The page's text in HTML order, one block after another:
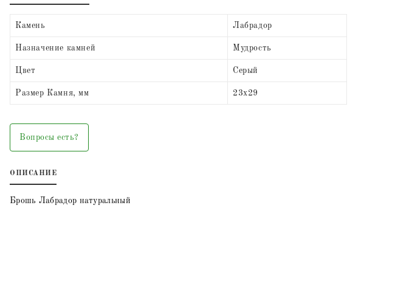
Камень Лабрадор
Назначение камней Мудрость
Цвет Серый
Размер Камня, мм 23х29
Вопросы есть?
ОПИСАНИЕ
Брошь Лабрадор натуральный